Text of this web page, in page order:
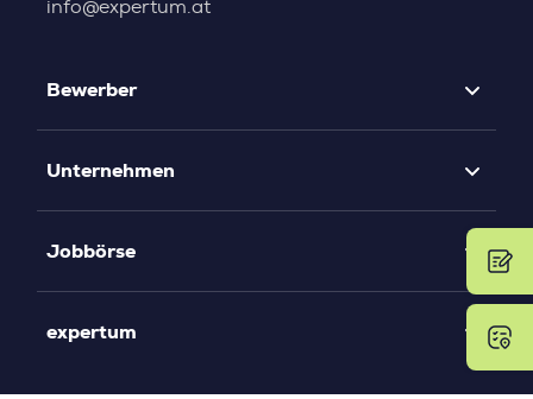
info@expertum.at
Bewerber
Unternehmen
Jobbörse
expertum